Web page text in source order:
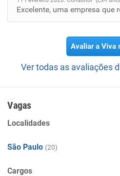
Excelente, uma empresa que
Avaliar a Viva
Ver todas as avaliações
Vagas
Localidades
São Paulo (20)
Cargos